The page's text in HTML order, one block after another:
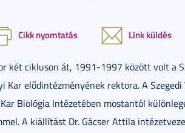
Cikk nyomtatás Link küldés
két cikluson át, 1991-1997 között volt a
elődintézményének rektora. A Szegedi
Biológia Intézetében mostantól
A kiállítást Dr. Gácser Attila